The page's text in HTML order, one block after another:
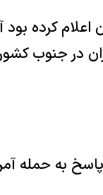
کرده بود
در جنوب
به حمله